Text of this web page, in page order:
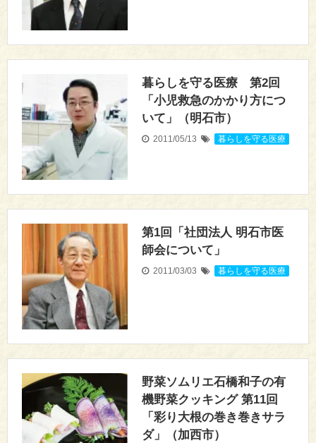
暮らしを守る医療 第2回
「小児救急のかかり方につ
いて」（明石市）
2011/05/13 暮らしを守る医療
第1回「社団法人 明石市医
師会について」
2011/03/03 暮らしを守る医療
野菜ソムリエ石橋和子の有
機野菜クッキング 第11回
「彩り大根の巻き巻きサラ
ダ」（加西市）